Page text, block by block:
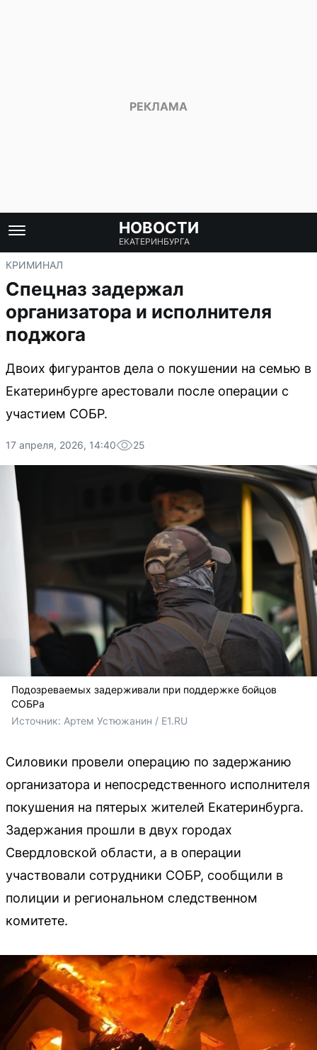
НОВОСТИ
ЕКАТЕРИНБУРГА
КРИМИНАЛ
Спецназ задержал
организатора и исполнителя
поджога
Двоих фигурантов дела о покушении на семью в
Екатеринбурге арестовали после операции с
участием СОБР.
17 апреля, 2026, 14:40 25
Подозреваемых задерживали при поддержке бойцов
СОБРа
Источник: Артем Устюжанин / E1.RU
Силовики провели операцию по задержанию
организатора и непосредственного исполнителя
покушения на пятерых жителей Екатеринбурга.
Задержания прошли в двух городах
Свердловской области, а в операции
участвовали сотрудники СОБР, сообщили в
полиции и региональном следственном
комитете.